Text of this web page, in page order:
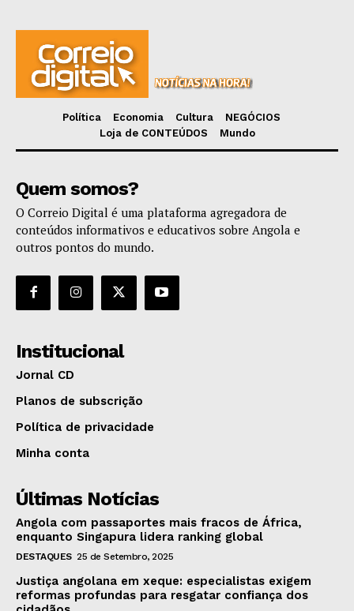
Política Economia Cultura
NEGÓCIOS
Loja de CONTEÚDOS
Mundo
Quem somos?
O Correio Digital é uma plataforma agregadora de
conteúdos informativos e educativos sobre Angola e
outros pontos do mundo.
Institucional
Jornal CD
Planos de subscrição
Política de privacidade
Minha conta
Últimas Notícias
Angola com passaportes mais fracos de África,
enquanto Singapura lidera ranking global
DESTAQUES 25 de Setembro, 2025
Justiça angolana em xeque: especialistas exigem
reformas profundas para resgatar confiança dos